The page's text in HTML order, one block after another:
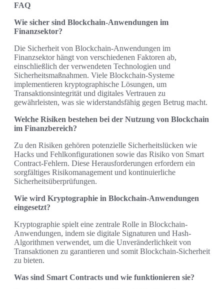
FAQ
Wie sicher sind Blockchain-Anwendungen im
Finanzsektor?
Die Sicherheit von Blockchain-Anwendungen im
Finanzsektor hängt von verschiedenen Faktoren ab,
einschließlich der verwendeten Technologien und
Sicherheitsmaßnahmen. Viele Blockchain-Systeme
implementieren kryptographische Lösungen, um
Transaktionsintegrität und digitales Vertrauen zu
gewährleisten, was sie widerstandsfähig gegen Betrug macht.
Welche Risiken bestehen bei der Nutzung von Blockchain
im Finanzbereich?
Zu den Risiken gehören potenzielle Sicherheitslücken wie
Hacks und Fehlkonfigurationen sowie das Risiko von Smart
Contract-Fehlern. Diese Herausforderungen erfordern ein
sorgfältiges Risikomanagement und kontinuierliche
Sicherheitsüberprüfungen.
Wie wird Kryptographie in Blockchain-Anwendungen
eingesetzt?
Kryptographie spielt eine zentrale Rolle in Blockchain-
Anwendungen, indem sie digitale Signaturen und Hash-
Algorithmen verwendet, um die Unveränderlichkeit von
Transaktionen zu garantieren und somit Blockchain-Sicherheit
zu bieten.
Was sind Smart Contracts und wie funktionieren sie?